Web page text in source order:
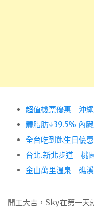
超值機票優惠 沖繩
體脂肪↓39.5% 內
全台吃到飽生日優惠
台北.新北步道
桃
金山萬里溫泉
礁
開工大吉，Sky在第一天